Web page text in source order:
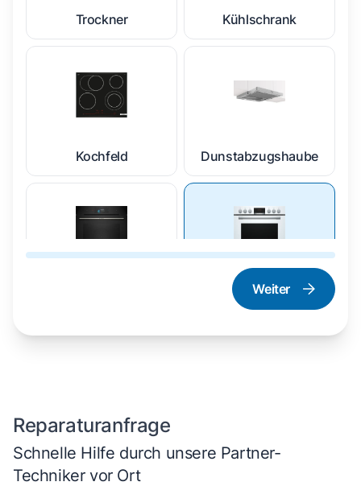
Trockner Kühlschrank
Kochfeld Dunstabzugshaube
Herd und Backofen
Weiter
Reparaturanfrage
Schnelle Hilfe durch unsere Partner-
Techniker vor Ort